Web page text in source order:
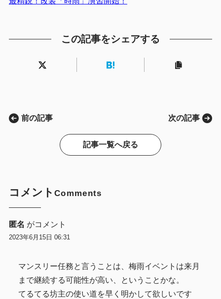
この記事をシェアする
前の記事
記事一覧へ戻る
次の記事
コメント Comments
匿名 がコメント
2023年6月15日 06:31
マンスリー任務と言うことは、梅雨イベントは来月
まで継続する可能性が高い、ということかな。
てるてる坊主の使い道を早く明かして欲しいです